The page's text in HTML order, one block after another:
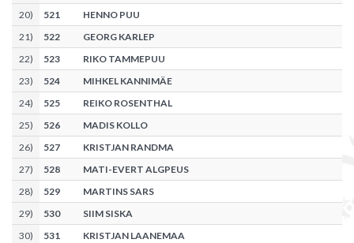
20) 521
HENNO PUU
21) 522
GEORG KARLEP
22) 523
RIKO TAMMEPUU
23) 524
MIHKEL KANNIMÄE
24) 525
REIKO ROSENTHAL
25) 526
MADIS KOLLO
26) 527
KRISTJAN RANDMA
27) 528
MATI-EVERT ALGPEUS
28) 529
MARTINS SARS
29) 530
SIIM SISKA
30) 531
KRISTJAN LAANEMAA